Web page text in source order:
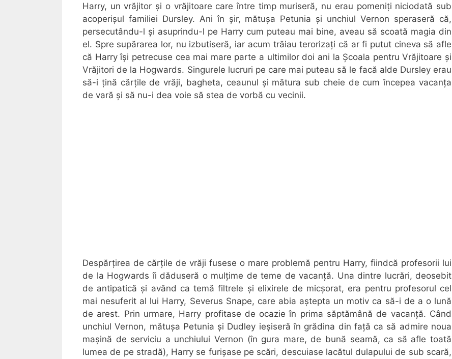
Harry, un vrăjitor și o vrăjitoare care între timp muriseră, nu erau pomeniți niciodată sub
acoperișul familiei Dursley. Ani în șir, mătușa Petunia și unchiul Vernon speraseră că,
persecutându-l și asuprindu-l pe Harry cum puteau mai bine, aveau să scoată magia din
el. Spre supărarea lor, nu izbutiseră, iar acum trăiau terorizați că ar fi putut cineva să afle
că Harry își petrecuse cea mai mare parte a ultimilor doi ani la Școala pentru Vrăjitoare și
Vrăjitori de la Hogwards. Singurele lucruri pe care mai puteau să le facă alde Dursley erau
să-i țină cărțile de vrăji, bagheta, ceaunul și mătura sub cheie de cum începea vacanța
de vară și să nu-i dea voie să stea de vorbă cu vecinii.
Despărțirea de cărțile de vrăji fusese o mare problemă pentru Harry, fiindcă profesorii lui
de la Hogwards îi dăduseră o mulțime de teme de vacanță. Una dintre lucrări, deosebit
de antipatică și având ca temă filtrele și elixirele de micșorat, era pentru profesorul cel
mai nesuferit al lui Harry, Severus Snape, care abia aștepta un motiv ca să-i de a o lună
de arest. Prin urmare, Harry profitase de ocazie în prima săptămână de vacanță. Când
unchiul Vernon, mătușa Petunia și Dudley ieșiseră în grădina din față ca să admire noua
mașină de serviciu a unchiului Vernon (în gura mare, de bună seamă, ca să afle toată
lumea de pe stradă), Harry se furișase pe scări, descuiase lacătul dulapului de sub scară,